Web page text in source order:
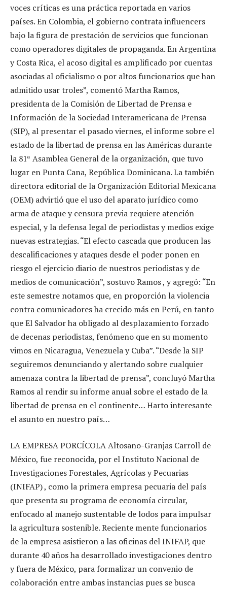
voces críticas es una práctica reportada en varios
países. En Colombia, el gobierno contrata influencers
bajo la figura de prestación de servicios que funcionan
como operadores digitales de propaganda. En Argentina
y Costa Rica, el acoso digital es amplificado por cuentas
asociadas al oficialismo o por altos funcionarios que han
admitido usar troles”, comentó Martha Ramos,
presidenta de la Comisión de Libertad de Prensa e
Información de la Sociedad Interamericana de Prensa
(SIP), al presentar el pasado viernes, el informe sobre el
estado de la libertad de prensa en las Américas durante
la 81ª Asamblea General de la organización, que tuvo
lugar en Punta Cana, República Dominicana. La también
directora editorial de la Organización Editorial Mexicana
(OEM) advirtió que el uso del aparato jurídico como
arma de ataque y censura previa requiere atención
especial, y la defensa legal de periodistas y medios exige
nuevas estrategias. “El efecto cascada que producen las
descalificaciones y ataques desde el poder ponen en
riesgo el ejercicio diario de nuestros periodistas y de
medios de comunicación”, sostuvo Ramos , y agregó: “En
este semestre notamos que, en proporción la violencia
contra comunicadores ha crecido más en Perú, en tanto
que El Salvador ha obligado al desplazamiento forzado
de decenas periodistas, fenómeno que en su momento
vimos en Nicaragua, Venezuela y Cuba”. “Desde la SIP
seguiremos denunciando y alertando sobre cualquier
amenaza contra la libertad de prensa”, concluyó Martha
Ramos al rendir su informe anual sobre el estado de la
libertad de prensa en el continente… Harto interesante
el asunto en nuestro país…
LA EMPRESA PORCÍCOLA Altosano-Granjas Carroll de
México, fue reconocida, por el Instituto Nacional de
Investigaciones Forestales, Agrícolas y Pecuarias
(INIFAP) , como la primera empresa pecuaria del país
que presenta su programa de economía circular,
enfocado al manejo sustentable de lodos para impulsar
la agricultura sostenible. Reciente mente funcionarios
de la empresa asistieron a las oficinas del INIFAP, que
durante 40 años ha desarrollado investigaciones dentro
y fuera de México, para formalizar un convenio de
colaboración entre ambas instancias pues se busca